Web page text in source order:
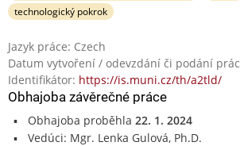
technologický pokrok
Jazyk práce: Czech
Datum vytvoření / odevzdání či podání
Identifikátor: https://is.muni.cz/th/a2tld/
Obhajoba závěrečné práce
Obhajoba proběhla 22. 1. 2024
Vedúci: Mgr. Lenka Gulová, Ph.D.